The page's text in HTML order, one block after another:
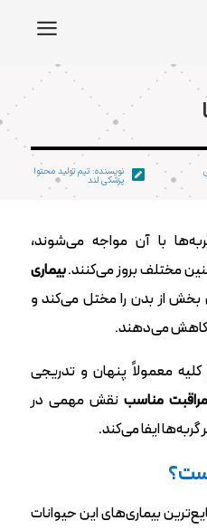
a
 نویسنده: تیم تولید محتوا
پزشکی لند
با آن مواجه می‌شوند،
مختلف بروز می‌کنند.بیماری
بخش از بدن را مختل می‌کند و
کاهش می‌دهند.
کلیه معمولاً پنهان و تدریجی‌
مراقبت مناسب نقش مهمی در
ایفا می‌کند.
بیماری‌های این حیوانات